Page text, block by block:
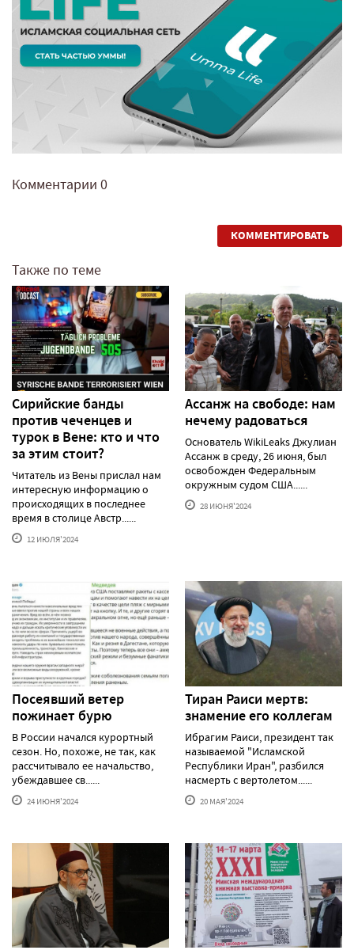
Комментарии 0
КОММЕНТИРОВАТЬ
Также по теме
Сирийские банды
против чеченцев и
турок в Вене: кто и что
за этим стоит?
Читатель из Вены прислал нам
интересную информацию о
происходящих в последнее
время в столице Австр......
12 ИЮЛЯ'2024
Ассанж на свободе: нам
нечему радоваться
Основатель WikiLeaks Джулиан
Ассанж в среду, 26 июня, был
освобожден Федеральным
окружным судом США......
28 ИЮНЯ'2024
Посеявший ветер
пожинает бурю
В России начался курортный
сезон. Но, похоже, не так, как
рассчитывало ее начальство,
убеждавшее св......
24 ИЮНЯ'2024
Тиран Раиси мертв:
знамение его коллегам
Ибрагим Раиси, президент так
называемой "Исламской
Республики Иран", разбился
насмерть с вертолетом......
20 МАЯ'2024